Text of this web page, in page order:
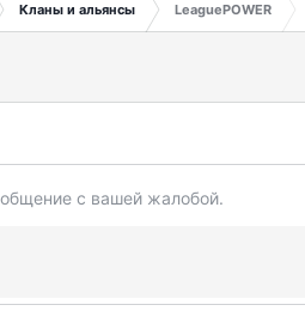
Кланы и альянсы LeaguePOWER
с вашей жалобой.